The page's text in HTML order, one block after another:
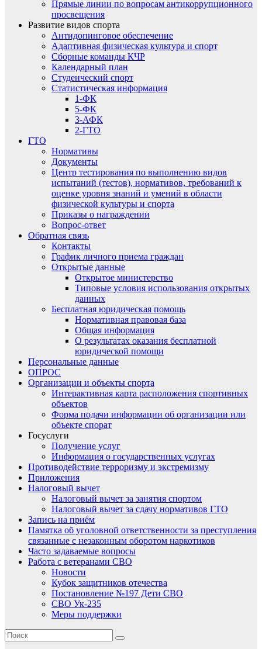
Прямые линии по вопросам антикоррупционного
просвещения
Развитие видов спорта
Антидопинговое обеспечение
Адаптивная физическая культура и спорт
Сборные команды КЧР
Календарный план
Студенческий спорт
Статистическая информация
1-ФК
5-ФК
3-АФК
2-ГТО
ГТО
Нормативы
Документы
Центр тестирования по выполнению видов
испытаний (тестов), нормативов, требований к
оценке уровня знаний и умений в области
физической культуры и спорта
Приказы о награждении
Вопрос-ответ
Обратная связь
Контакты
График личного приема граждан
Открытые данные
Открытое министерство
Типовые условия использования открытых
данных
Бесплатная юридическая помощь
Нормативная правовая база
Общая информация
О результатах оказания бесплатной
юридической помощи
Персональные данные
ОПРОС
Организации и объекты спорта
Интерактивная карта расположения спортивных
объектов
Форма подачи информации об организации или
объекте спорат
Госуслуги
Получение услуг
Информация о государственных услугах
Противодействие терроризму и экстремизму
Приложения
Налоговый вычет
Налоговый вычет за занятия спортом
Налоговый вычет за сдачу нормативов ГТО
Запись на приём
Памятка об уголовной ответственности за преступления
связанные с незаконным оборотом наркотиков
Часто задаваемые вопросы
Работа с ветеранами СВО
Новости
Кубок защитников отечества
Постановление №197 Дети СВО
СВО Ук-235
Меры поддержки